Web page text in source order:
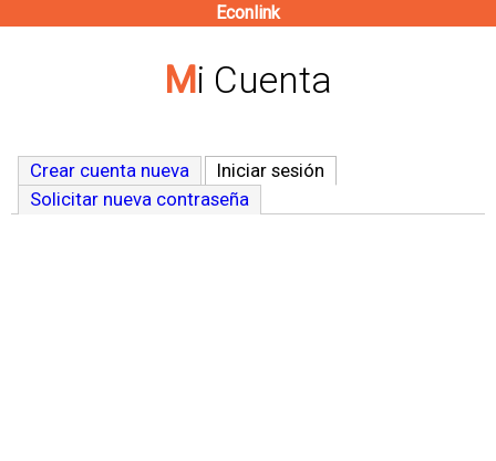
contenido
Econlink
Mi Cuenta
Crear cuenta nueva Iniciar sesión
Solicitar nueva contraseña